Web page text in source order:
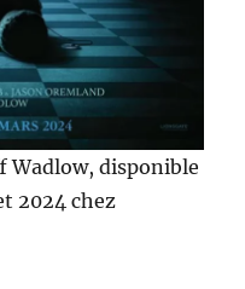
Wadlow, disponible
2024 chez